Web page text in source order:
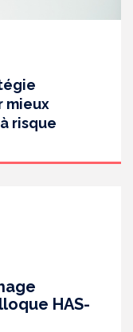
mieux
risque
HAS-